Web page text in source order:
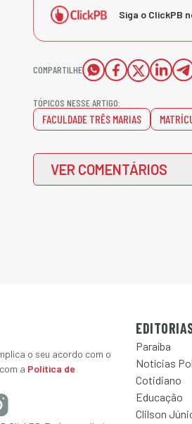
Siga o ClickPB
COMPARTILHE
TÓPICOS NESSE ARTIGO:
FACULDADE TRÊS MARIAS
VER COMENTÁRIOS
o seu acordo com o
a Política de
Paraíba
Notícias
Cotidiano
Educação
Clilson